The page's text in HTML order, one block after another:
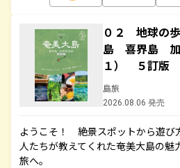
０２ 地球の
島 喜界島 加
１） ５訂版
島旅
2026.08.06 発売
ようこそ！ 絶景スポットから遊び
人たちが教えてくれた奄美大島の魅
旅へ。